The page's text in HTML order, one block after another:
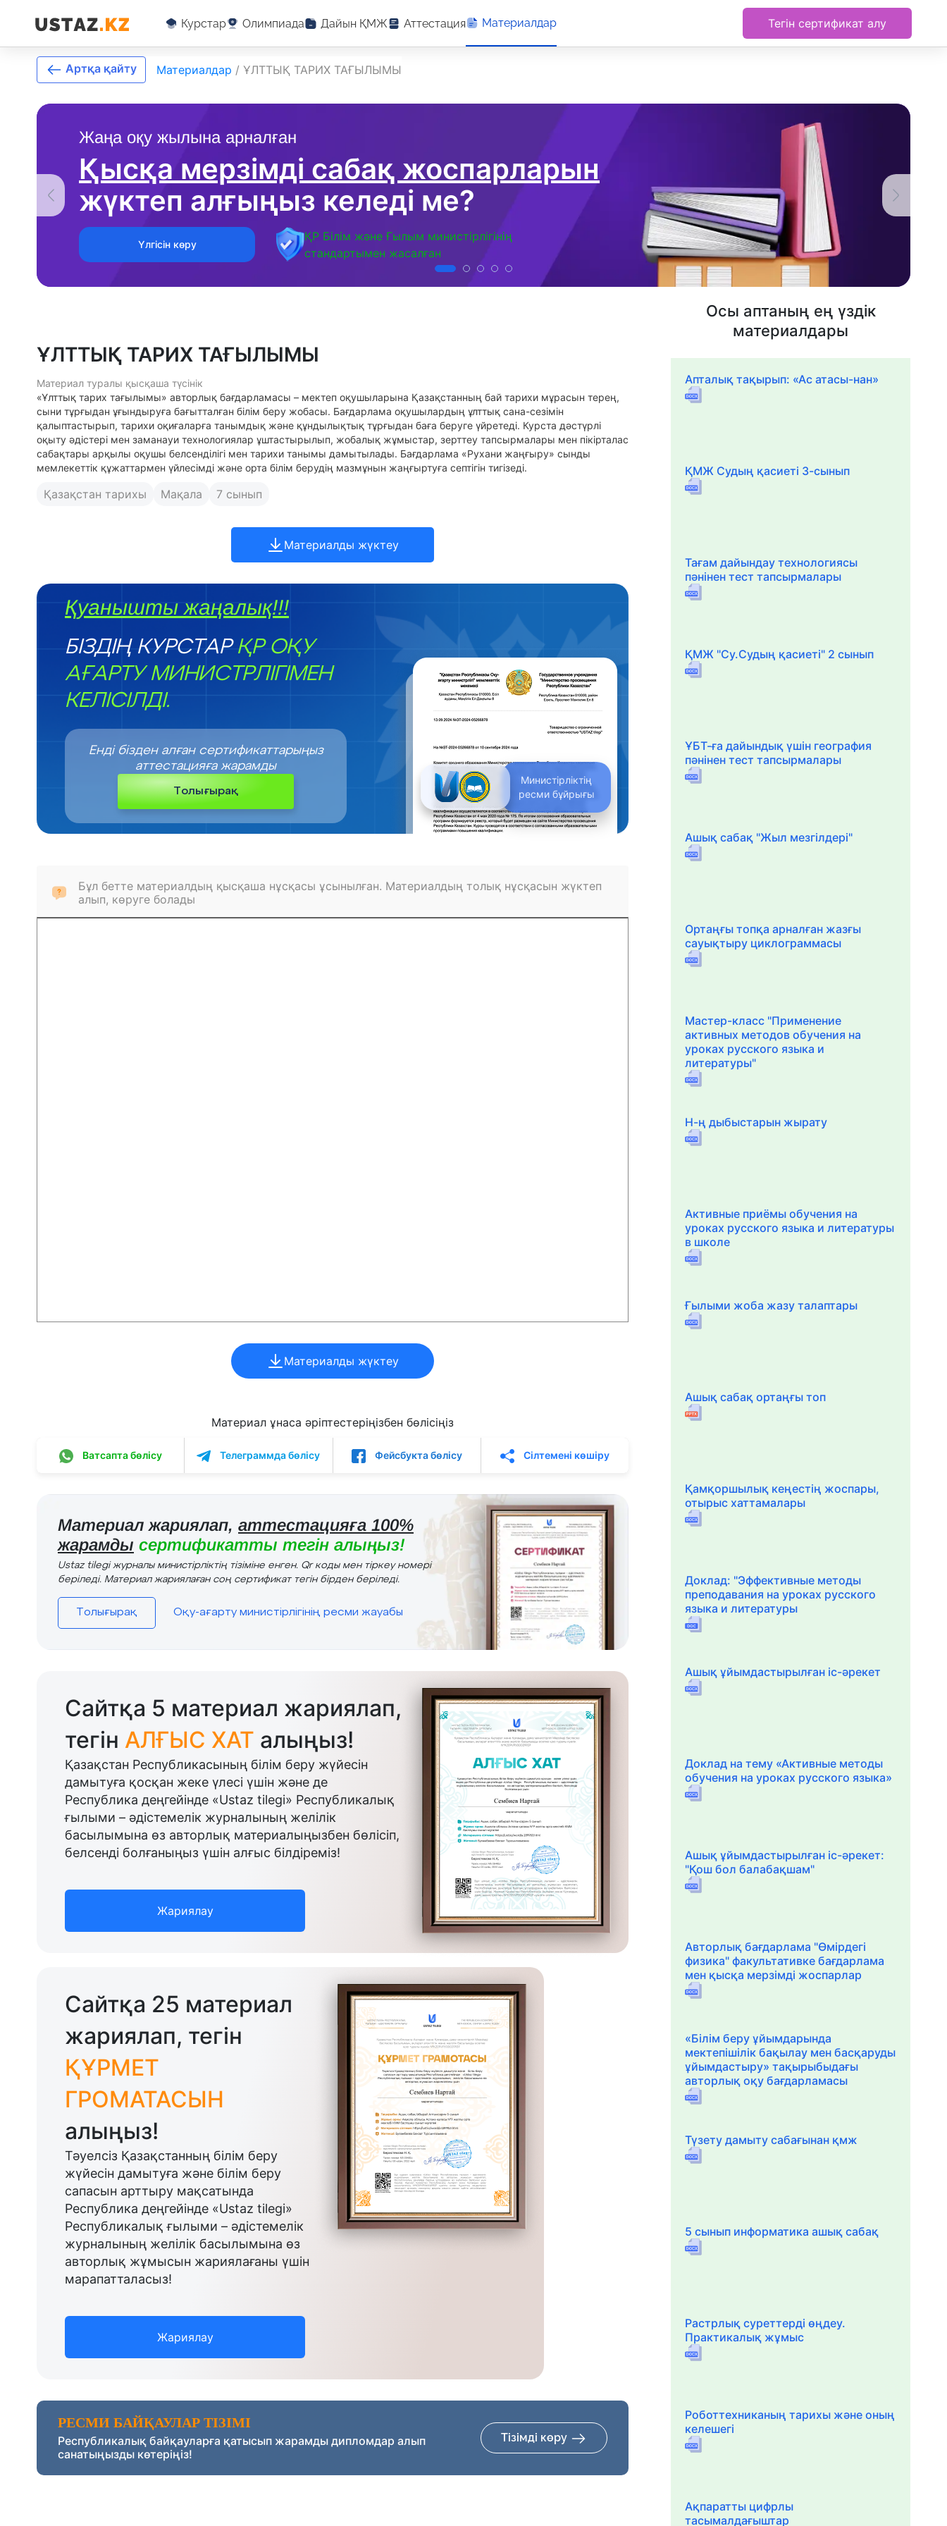
Курстар Олимпиада Дайын ҚМЖ Аттестация Материалдар Тегін сертификат алу
Жаңа оқу жылына арналған
Қысқа мерзімді сабақ жоспарларын
жүктеп алғыңыз келеді ме?
Үлгісін көру
ҚР Білім және Ғылым министірлігінің
стандартымен жасалған
Артқа қайту Материалдар / ҰЛТТЫҚ ТАРИХ ТАҒЫЛЫМЫ
ҰЛТТЫҚ ТАРИХ ТАҒЫЛЫМЫ
Материал туралы қысқаша түсінік
«Ұлттық тарих тағылымы» авторлық бағдарламасы – мектеп оқушыларына Қазақстанның бай тарихи мұрасын терең,
сыни тұрғыдан ұғындыруға бағытталған білім беру жобасы. Бағдарлама оқушылардың ұлттық сана-сезімін
қалыптастырып, тарихи оқиғаларға танымдық және құндылықтық тұрғыдан баға беруге үйретеді. Курста дәстүрлі
оқыту әдістері мен заманауи технологиялар ұштастырылып, жобалық жұмыстар, зерттеу тапсырмалары мен пікірталас
сабақтары арқылы оқушы белсенділігі мен тарихи танымы дамытылады. Бағдарлама «Рухани жаңғыру» сынды
мемлекеттік құжаттармен үйлесімді және орта білім берудің мазмұнын жаңғыртуға септігін тигізеді.
Қазақстан тарихы Мақала 7 сынып
Материалды жүктеу
Қуанышты жаңалық!!!
БІЗДІҢ КУРСТАР ҚР ОҚУ
АҒАРТУ МИНИСТРЛІГІМЕН
КЕЛІСІЛДІ.
Министірліктің
ресми бұйрығы
Енді бізден алған сертификаттарыңыз
аттестацияға жарамды
Толығырақ
Бұл бетте материалдың қысқаша нұсқасы ұсынылған. Материалдың толық нұсқасын жүктеп
алып, көруге болады
Материалды жүктеу
Материал ұнаса әріптестеріңізбен бөлісіңіз
Ватсапта бөлісу Телеграммда бөлісу Фейсбукта бөлісу Сілтемені көшіру
Материал жариялап, аттестацияға 100%
жарамды сертификатты тегін алыңыз!
Ustaz tilegi журналы министірліктің тізіміне енген. Qr коды мен тіркеу номері
беріледі. Материал жариялаған соң сертификат тегін бірден беріледі.
Толығырақ Оқу-ағарту министірлігінің ресми жауабы
Сайтқа 5 материал жариялап,
тегін АЛҒЫС ХАТ алыңыз!
Қазақстан Республикасының білім беру жүйесін
дамытуға қосқан жеке үлесі үшін және де
Республика деңгейінде «Ustaz tilegi» Республикалық
ғылыми – әдістемелік журналының желілік
басылымына өз авторлық материалыңызбен бөлісіп,
белсенді болғаныңыз үшін алғыс білдіреміз!
Жариялау
Сайтқа 25 материал
жариялап, тегін
ҚҰРМЕТ
ГРОМАТАСЫН
алыңыз!
Тәуелсіз Қазақстанның білім беру
жүйесін дамытуға және білім беру
сапасын арттыру мақсатында
Республика деңгейінде «Ustaz tilegi»
Республикалық ғылыми – әдістемелік
журналының желілік басылымына өз
авторлық жұмысын жариялағаны үшін
марапатталасыз!
Жариялау
РЕСМИ БАЙҚАУЛАР ТІЗІМІ
Республикалық байқауларға қатысып жарамды дипломдар алып
санатыңызды көтеріңіз!
Тізімді көру
Осы аптаның ең үздік
материалдары
Апталық тақырып: «Ас атасы-нан»
ҚМЖ Судың қасиеті 3-сынып
Тағам дайындау технологиясы
пәнінен тест тапсырмалары
ҚМЖ "Су.Судың қасиеті" 2 сынып
ҰБТ-ға дайындық үшін география
пәнінен тест тапсырмалары
Ашық сабақ "Жыл мезгілдері"
Ортаңғы топқа арналған жазғы
сауықтыру циклограммасы
Мастер-класс "Применение
активных методов обучения на
уроках русского языка и
литературы"
Н-ң дыбыстарын жырату
Активные приёмы обучения на
уроках русского языка и литературы
в школе
Ғылыми жоба жазу талаптары
Ашық сабақ ортаңғы топ
Қамқоршылық кеңестің жоспары,
отырыс хаттамалары
Доклад: "Эффективные методы
преподавания на уроках русского
языка и литературы
Ашық ұйымдастырылған іс-әрекет
Доклад на тему «Активные методы
обучения на уроках русского языка»
Ашық ұйымдастырылған іс-әрекет:
"Қош бол балабақшам"
Авторлық бағдарлама "Өмірдегі
физика" факультативке бағдарлама
мен қысқа мерзімді жоспарлар
«Білім беру ұйымдарында
мектепішілік бақылау мен басқаруды
ұйымдастыру» тақырыбыдағы
авторлық оқу бағдарламасы
Түзету дамыту сабағынан қмж
5 сынып информатика ашық сабақ
Растрлық суреттерді өңдеу.
Практикалық жұмыс
Роботтехниканың тарихы және оның
келешегі
Ақпаратты цифрлы
тасымалдағыштар